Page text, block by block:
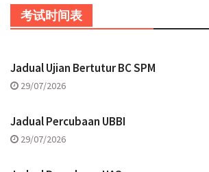
考试时间表
Jadual Ujian Bertutur BC SPM
29/07/2026
Jadual Percubaan UBBI
29/07/2026